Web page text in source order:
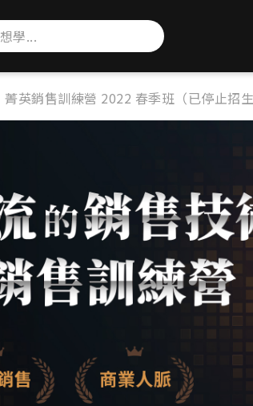
卷
英銷售訓練營 2022 春季班（已停止招生